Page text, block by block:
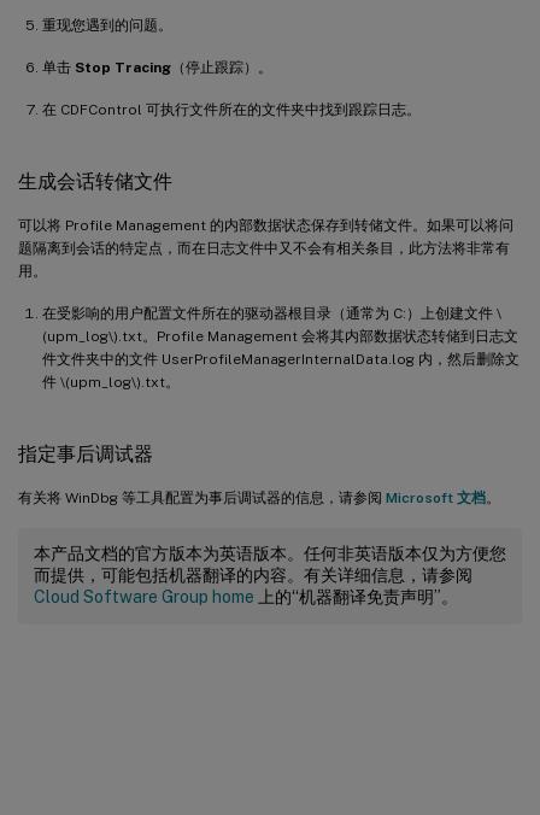
重现您遇到的问题。
单击 Stop Tracing （停止跟踪）。
在 CDFControl 可执行文件所在的文件夹中找到跟踪日志。
生成会话转储文件
可以将 Profile Management 的内部数据状态保存到转储文件。如果可以将问
题隔离到会话的特定点，而在日志文件中又不会有相关条目，此方法将非常有
用。
在受影响的用户配置文件所在的驱动器根目录（通常为 C:）上创建文件 \
(upm_log\).txt。Profile Management 会将其内部数据状态转储到日志文
件文件夹中的文件 UserProfileManagerInternalData.log 内，然后删除文
件 \(upm_log\).txt。
指定事后调试器
有关将 WinDbg 等工具配置为事后调试器的信息，请参阅 Microsoft 文档。
本产品文档的官方版本为英语版本。任何非英语版本仅为方便您
而提供，可能包括机器翻译的内容。有关详细信息，请参阅
Cloud Software Group home 上的“机器翻译免责声明”。